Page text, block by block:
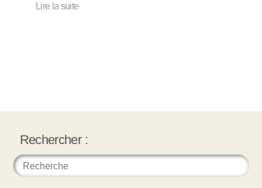
Lire la suite
Rechercher :